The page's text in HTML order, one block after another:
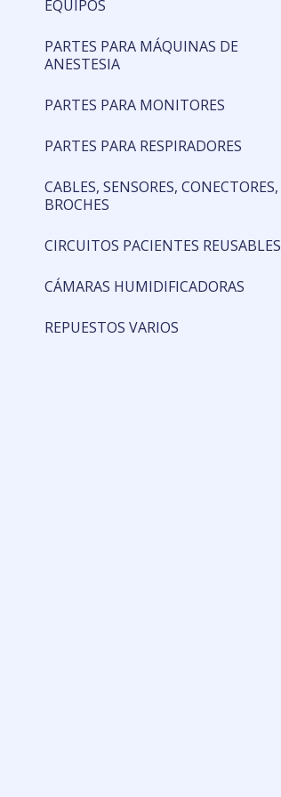
EQUIPOS
PARTES PARA MÁQUINAS DE
ANESTESIA
PARTES PARA MONITORES
PARTES PARA RESPIRADORES
CABLES, SENSORES, CONECTORES,
BROCHES
CIRCUITOS PACIENTES REUSABLES
CÁMARAS HUMIDIFICADORAS
REPUESTOS VARIOS